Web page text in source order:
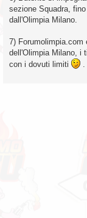
sezione Squadra,
dall'Olimpia Milano.
7)
dell'Olimpia Milano, i
con i dovuti limiti